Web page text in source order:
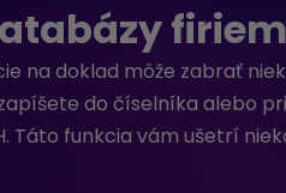
firiem
na doklad môže zabrať
do číselníka alebo
Táto funkcia vám ušetrí